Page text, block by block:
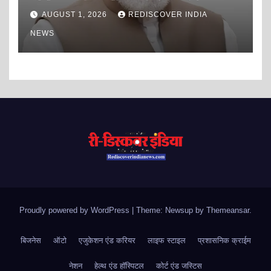
कोई अपराधी अपराध करने से डरता है?
AUGUST 1, 2026 REDISCOVER INDIA
NEWS
Proudly powered by WordPress Theme: Newsup by Themeansar.
बिजनेस ऑटो एजुकेशन एंड करियर लाइफ स्टाइल प्रशासनिक क्राईम
नेशन हेल्थ एंड हॉस्पिटल कोर्ट एंड जस्टिस